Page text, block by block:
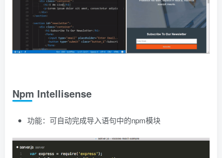
Npm Intellisense
功能：可自动完成导入语句中的npm模块